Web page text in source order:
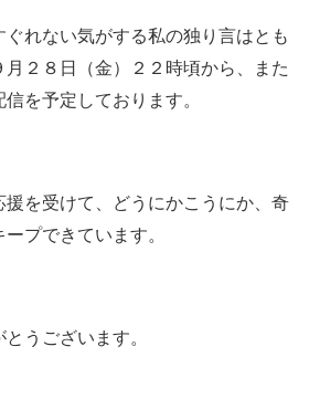
ぐれない気がする私の独り言はとも
２８日（金）２２時頃から、また
を予定しております。
援を受けて、どうにかこうにか、奇
プできています。
うございます。